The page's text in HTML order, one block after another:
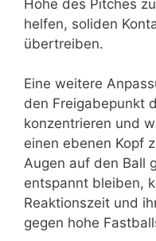
Höhe des Pitches
helfen, soliden
übertreiben.
Eine weitere
den Freigabepunkt
konzentrieren und
einen ebenen Kopf
Augen auf den Ball
entspannt bleiben,
Reaktionszeit und
gegen hohe